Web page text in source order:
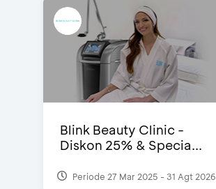
Blink Beauty Clinic -
Diskon 25% & Specia...
Periode 27 Mar 2025 - 31 Agt 2026